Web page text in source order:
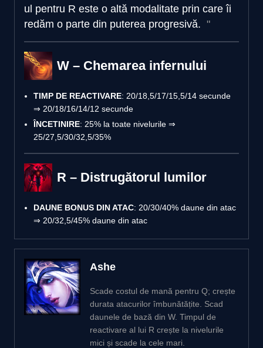
ul pentru R este o altă modalitate prin care îi
redăm o parte din puterea progresivă.
W – Chemarea infernului
TIMP DE REACTIVARE: 20/18,5/17/15,5/14 secunde
⇒ 20/18/16/14/12 secunde
ÎNCETINIRE: 25% la toate nivelurile ⇒
25/27,5/30/32,5/35%
R – Distrugătorul lumilor
DAUNE BONUS DIN ATAC: 20/30/40% daune din atac
⇒ 20/32,5/45% daune din atac
Ashe
Scade costul de mană pentru Q; crește
durata atacurilor îmbunătățite. Scad
daunele de bază din W. Timpul de
reactivare al lui R crește la nivelurile
mici și scade la cele mari.